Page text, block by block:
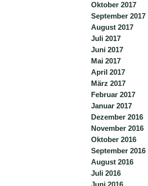
Oktober 2017
September 2017
August 2017
Juli 2017
Juni 2017
Mai 2017
April 2017
März 2017
Februar 2017
Januar 2017
Dezember 2016
November 2016
Oktober 2016
September 2016
August 2016
Juli 2016
Juni 2016